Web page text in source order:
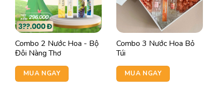
Combo 2 Nước Hoa - Bộ
Đôi Nàng Thơ
MUA NGAY
Combo 3 Nước Hoa Bỏ
Túi
MUA NGAY